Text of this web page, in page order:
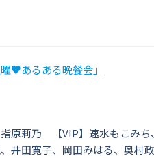
♥あるある晩餐会」
指原莉乃 【VIP】速水もこ
田寛子、岡田みはる、奥村